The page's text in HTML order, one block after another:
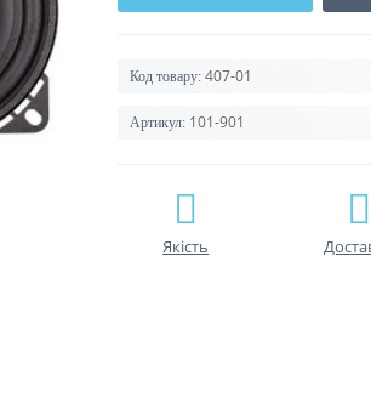
Код товару: 407-01
Артикул: 101-901
Якість